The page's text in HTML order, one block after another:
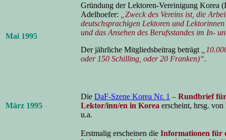
Mai 1995
Gründung der Lektoren-Vereinigung Korea
Adelhoefer:
„Zweck des Vereins ist, die
deutschsprachigen Lektoren und
und das Ansehen des Berufsstandes im In-
Der jährliche Mitgliedsbeitrag beträgt
oder 150 Schilling, oder 20 Franken)“.
März 1995
Die DaF-Szene Korea Nr. 1 – Rundbrief für
Lektor/inn/en in Korea erscheint, hrsg.
u.a.
Erstmalig erscheinen die Informationen für